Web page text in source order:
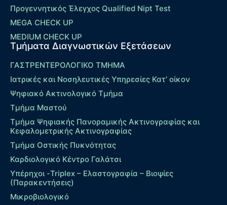
Προγεννητικός Έλεγχος Qualified Nipt Test
MEGA CHECK UP
MEDIUM CHECK UP
Τμήματα Διαγνωστικών Εξετάσεων
ΓΑΣΤΡΕΝΤΕΡΟΛΟΓΙΚΟ ΤΜΗΜΑ
Ιατρικές και Νοσηλευτικές Υπηρεσίες Κατ’ οίκον
Ψηφιακό Ακτινολογικό Τμήμα
Τμήμα Μαστού
Τμήμα Ψηφιακής Πανοραμικής Ακτινογραφίας και
Κεφαλομετρικής Ακτινογραφίας
Τμήμα Οστικής Πυκνότητας
Καρδιολογικό Κέντρο Γαλάτσι
Υπέρηχοι -Triplex – Eλαστογραφία – Βιοψίες
(Παρακεντήσεις)
Μικροβιολογικό